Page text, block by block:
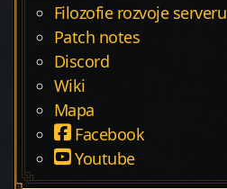
Filozofie rozvoje serveru
Patch notes
Discord
Wiki
Mapa
Facebook
Youtube